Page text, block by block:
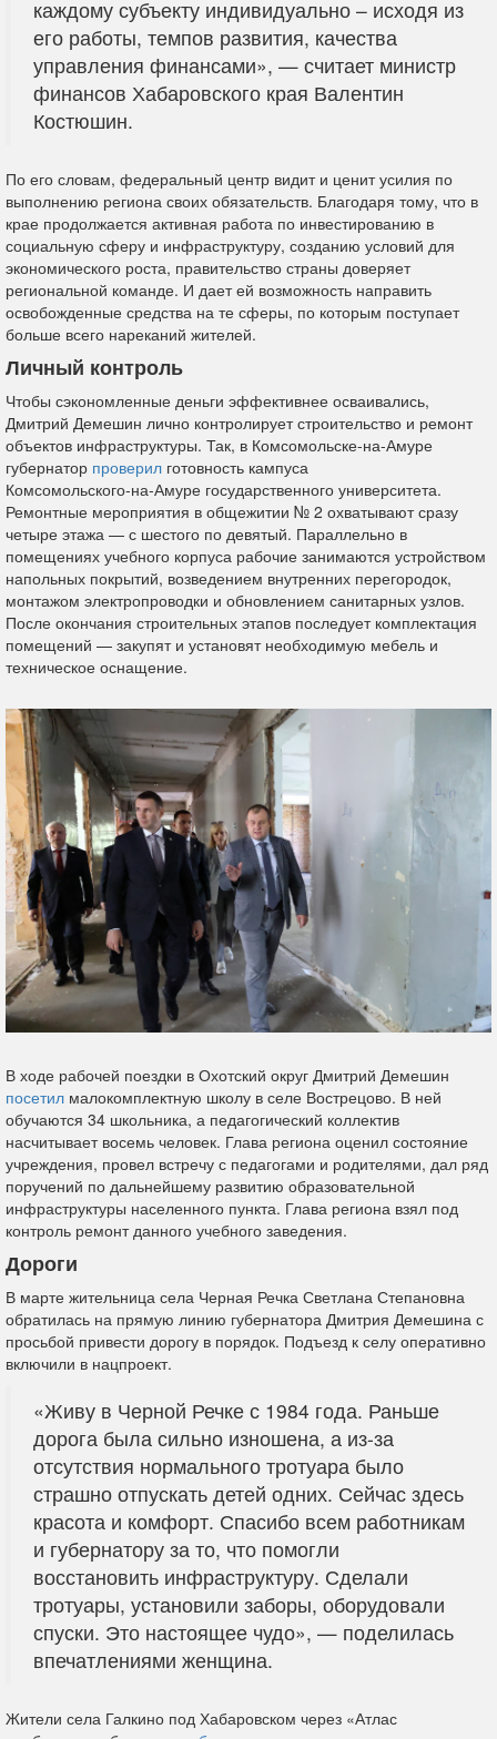
каждому субъекту индивидуально – исходя из
его работы, темпов развития, качества
управления финансами», — считает министр
финансов Хабаровского края Валентин
Костюшин.
По его словам, федеральный центр видит и ценит усилия по
выполнению региона своих обязательств. Благодаря тому, что в
крае продолжается активная работа по инвестированию в
социальную сферу и инфраструктуру, созданию условий для
экономического роста, правительство страны доверяет
региональной команде. И дает ей возможность направить
освобожденные средства на те сферы, по которым поступает
больше всего нареканий жителей.
Личный контроль
Чтобы сэкономленные деньги эффективнее осваивались,
Дмитрий Демешин лично контролирует строительство и ремонт
объектов инфраструктуры. Так, в Комсомольске-на-Амуре
губернатор проверил готовность кампуса
Комсомольского‑на‑Амуре государственного университета.
Ремонтные мероприятия в общежитии № 2 охватывают сразу
четыре этажа — с шестого по девятый. Параллельно в
помещениях учебного корпуса рабочие занимаются устройством
напольных покрытий, возведением внутренних перегородок,
монтажом электропроводки и обновлением санитарных узлов.
После окончания строительных этапов последует комплектация
помещений — закупят и установят необходимую мебель и
техническое оснащение.
В ходе рабочей поездки в Охотский округ Дмитрий Демешин
посетил малокомплектную школу в селе Вострецово. В ней
обучаются 34 школьника, а педагогический коллектив
насчитывает восемь человек. Глава региона оценил состояние
учреждения, провел встречу с педагогами и родителями, дал ряд
поручений по дальнейшему развитию образовательной
инфраструктуры населенного пункта. Глава региона взял под
контроль ремонт данного учебного заведения.
Дороги
В марте жительница села Черная Речка Светлана Степановна
обратилась на прямую линию губернатора Дмитрия Демешина с
просьбой привести дорогу в порядок. Подъезд к селу оперативно
включили в нацпроект.
«Живу в Черной Речке с 1984 года. Раньше
дорога была сильно изношена, а из-за
отсутствия нормального тротуара было
страшно отпускать детей одних. Сейчас здесь
красота и комфорт. Спасибо всем работникам
и губернатору за то, что помогли
восстановить инфраструктуру. Сделали
тротуары, установили заборы, оборудовали
спуски. Это настоящее чудо», — поделилась
впечатлениями женщина.
Жители села Галкино под Хабаровском через «Атлас